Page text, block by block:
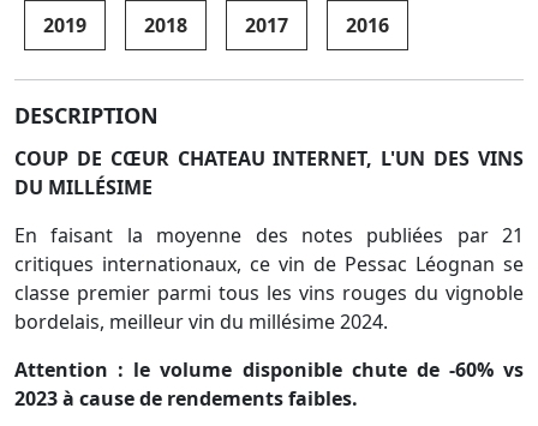
2019 2018 2017 2016
DESCRIPTION
COUP DE CŒUR CHATEAU INTERNET, L'UN DES VINS
DU MILLÉSIME
En faisant la moyenne des notes publiées par 21
critiques internationaux, ce vin de Pessac Léognan se
classe premier parmi tous les vins rouges du vignoble
bordelais, meilleur vin du millésime 2024.
Attention : le volume disponible chute de -60% vs
2023 à cause de rendements faibles.